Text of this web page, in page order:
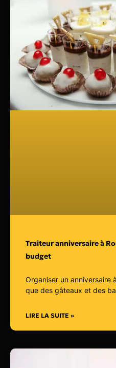
Traiteur anniversaire à
budget
Organiser un anniversaire
que des gâteaux et des
LIRE LA SUITE »